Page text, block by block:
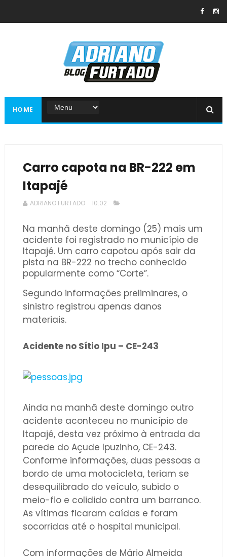
HOME
Carro capota na BR-222 em
Itapajé
ADRIANO FURTADO 10:02
Na manhã deste domingo (25) mais um
acidente foi registrado no município de
Itapajé. Um carro capotou após sair da
pista na BR-222 no trecho conhecido
popularmente como “Corte”.
Segundo informações preliminares, o
sinistro registrou apenas danos
materiais.
Acidente no Sítio Ipu – CE-243
Ainda na manhã deste domingo outro
acidente aconteceu no município de
Itapajé, desta vez próximo à entrada da
parede do Açude Ipuzinho, CE-243.
Conforme informações, duas pessoas a
bordo de uma motocicleta, teriam se
desequilibrado do veículo, subido o
meio-fio e colidido contra um barranco.
As vítimas ficaram caídas e foram
socorridas até o hospital municipal.
Com informações de Mário Almeida